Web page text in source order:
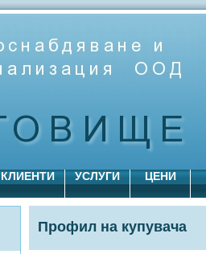
КЛИЕНТИ УСЛУГИ ЦЕНИ
Профил на купувача